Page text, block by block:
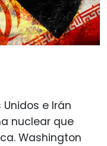
e Irán
nuclear que
Washington